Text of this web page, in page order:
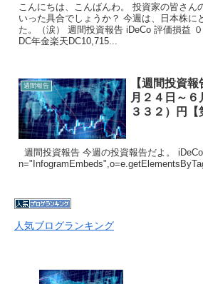
こんにちは、こんばんわ。 投資家の皆さん
いった具合でしょうか？ 今週は、日本株に
た。（涙） 週間投資報告 iDeCo 評価損益
DC年金楽天DC10,715...
週間報告
【週間投資
月２４日～６
３３２）円【
週間投資報告 今週の投資報告だよ。
人気ブログランキング